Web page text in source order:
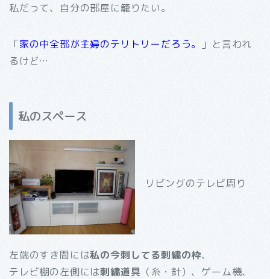
私だって、自分の部屋に籠りたい。
「家の中全部が主婦のテリトリーだろう。
」と言われ
るけど…
私のスペース
リビングのテレビ周り
左端のすき間には私の今刺してる刺繍の枠、
テレビ棚の左側には刺繍道具 （糸・針）、ゲーム機、